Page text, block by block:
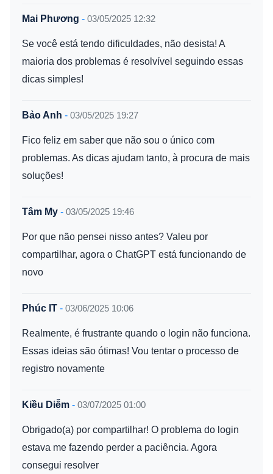
Mai Phương - 03/05/2025 12:32
Se você está tendo dificuldades, não desista! A
maioria dos problemas é resolvível seguindo essas
dicas simples!
Bảo Anh - 03/05/2025 19:27
Fico feliz em saber que não sou o único com
problemas. As dicas ajudam tanto, à procura de mais
soluções!
Tâm My - 03/05/2025 19:46
Por que não pensei nisso antes? Valeu por
compartilhar, agora o ChatGPT está funcionando de
novo
Phúc IT - 03/06/2025 10:06
Realmente, é frustrante quando o login não funciona.
Essas ideias são ótimas! Vou tentar o processo de
registro novamente
Kiều Diễm - 03/07/2025 01:00
Obrigado(a) por compartilhar! O problema do login
estava me fazendo perder a paciência. Agora
consegui resolver